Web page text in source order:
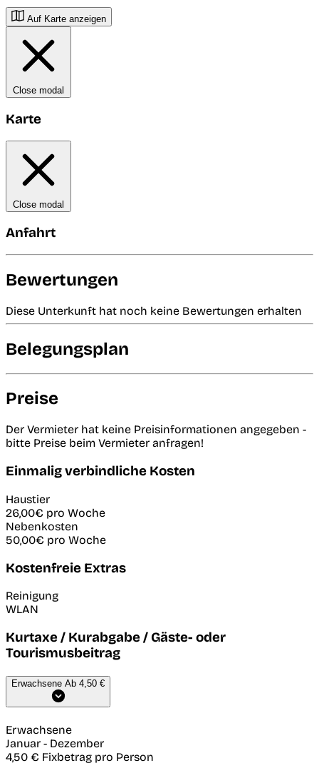
Auf Karte anzeigen
Close modal
Karte
Close modal
Anfahrt
Bewertungen
Diese Unterkunft hat noch keine Bewertungen erhalten
Belegungsplan
Preise
Der Vermieter hat keine Preisinformationen angegeben -
bitte Preise beim Vermieter anfragen!
Einmalig verbindliche Kosten
Haustier
26,00€ pro Woche
Nebenkosten
50,00€ pro Woche
Kostenfreie Extras
Reinigung
WLAN
Kurtaxe / Kurabgabe / Gäste- oder
Tourismusbeitrag
Erwachsene Ab 4,50 €
Erwachsene
Januar - Dezember
4,50 € Fixbetrag pro Person